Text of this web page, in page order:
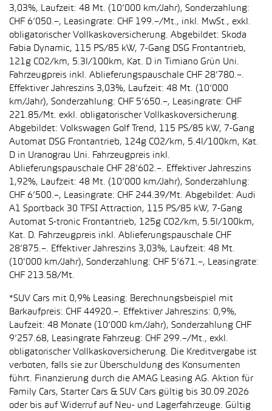
3,03%, Laufzeit: 48 Mt. (10’000 km/Jahr), Sonderzahlung:
CHF 6’050.–, Leasingrate: CHF 199.–/Mt., inkl. MwSt., exkl.
obligatorischer Vollkaskoversicherung. Abgebildet: Skoda
Fabia Dynamic, 115 PS/85 kW, 7-Gang DSG Frontantrieb,
121g CO2/km, 5.3l/100km, Kat. D in Timiano Grün Uni.
Fahrzeugpreis inkl. Ablieferungspauschale CHF 28’780.–.
Effektiver Jahreszins 3,03%, Laufzeit: 48 Mt. (10’000
km/Jahr), Sonderzahlung: CHF 5’650.–, Leasingrate: CHF
221.85/Mt. exkl. obligatorischer Vollkaskoversicherung.
Abgebildet: Volkswagen Golf Trend, 115 PS/85 kW, 7-Gang
Automat DSG Frontantrieb, 124g CO2/km, 5.4l/100km, Kat.
D in Uranograu Uni. Fahrzeugpreis inkl.
Ablieferungspauschale CHF 28’602.–. Effektiver Jahreszins
1,92%, Laufzeit: 48 Mt. (10’000 km/Jahr), Sonderzahlung:
CHF 6’500.–, Leasingrate: CHF 244.39/Mt. Abgebildet: Audi
A1 Sportback 30 TFSI Attraction, 115 PS/85 kW, 7-Gang
Automat S-tronic Frontantrieb, 125g CO2/km, 5.5l/100km,
Kat. D. Fahrzeugpreis inkl. Ablieferungspauschale CHF
28’875.–. Effektiver Jahreszins 3,03%, Laufzeit: 48 Mt.
(10'000 km/Jahr), Sonderzahlung: CHF 5’671.–, Leasingrate:
CHF 213.58/Mt.
*SUV Cars mit 0,9% Leasing: Berechnungsbeispiel mit
Barkaufpreis: CHF 44920.–. Effektiver Jahreszins: 0,9%,
Laufzeit: 48 Monate (10’000 km/Jahr), Sonderzahlung CHF
9’257.68, Leasingrate Fahrzeug: CHF 299.–/Mt., exkl.
obligatorischer Vollkaskoversicherung. Die Kreditvergabe ist
verboten, falls sie zur Überschuldung des Konsumenten
führt. Finanzierung durch die AMAG Leasing AG. Aktion für
Family Cars, Starter Cars & SUV Cars gültig bis 30.09.2026
oder bis auf Widerruf auf Neu- und Lagerfahrzeuge. Gültig